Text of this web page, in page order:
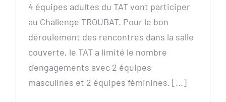
4 équipes adultes du TAT vont participer
au Challenge TROUBAT. Pour le bon
déroulement des rencontres dans la salle
couverte, le TAT a limité le nombre
d'engagements avec 2 équipes
masculines et 2 équipes féminines. [...]